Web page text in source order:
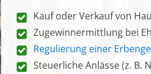
Kauf oder Verkauf von
Zugewinnermittlung bei
Regulierung einer
Steuerliche Anlässe (z. B.